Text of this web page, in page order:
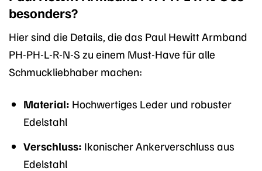
besonders?
Hier sind die Details, die das Paul Hewitt Armband
PH-PH-L-R-N-S zu einem Must-Have für alle
Schmuckliebhaber machen:
Material: Hochwertiges Leder und robuster
Edelstahl
Verschluss: Ikonischer Ankerverschluss aus
Edelstahl